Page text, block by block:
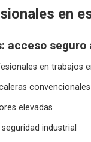
en
acceso seguro
en trabajos
convencionales
elevadas
industrial